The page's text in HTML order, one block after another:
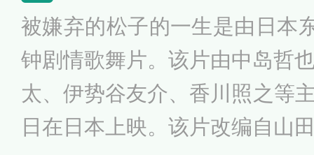
的同时又在精神层面产生碰撞
渚对于日本政治和社会环境
点，他赤裸裸地揭露了军国主
狭隘和武士精神的懦弱一面，
战后思潮，讴歌博爱、正义与
被嫌弃的松子的一生是由日本
钟剧情歌舞片。该片由中岛哲
太、伊势谷友介、香川照之等
日在日本上映。该片改编自山